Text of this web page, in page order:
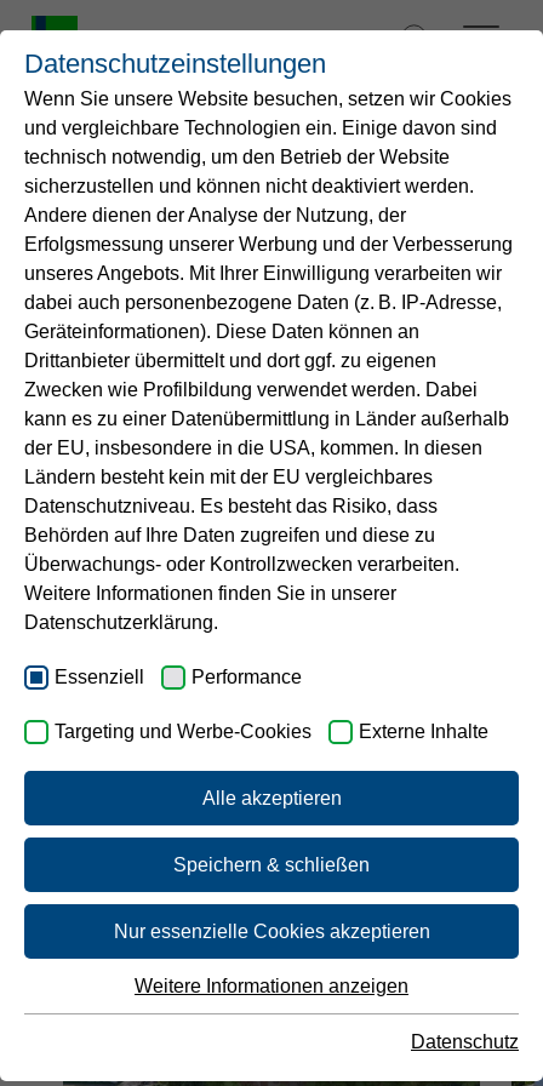
springen
Startseite
Wasser
Service
Energie
B2B-Lösungen
Unternehmen
Karriere
Aktuelles vom Team blau-grün
News
Hier finden Sie Neuigkeiten rund um unser Team
blau-grün und unsere Arbeit.
Datenschutzeinstellungen
Wenn Sie unsere Website besuchen, setzen wir Cookies
und vergleichbare Technologien ein. Einige davon sind
technisch notwendig, um den Betrieb der Website
sicherzustellen und können nicht deaktiviert werden.
Andere dienen der Analyse der Nutzung, der
Erfolgsmessung unserer Werbung und der Verbesserung
unseres Angebots. Mit Ihrer Einwilligung verarbeiten wir
dabei auch personenbezogene Daten (z. B. IP-Adresse,
Geräteinformationen). Diese Daten können an
Drittanbieter übermittelt und dort ggf. zu eigenen
Zwecken wie Profilbildung verwendet werden. Dabei
kann es zu einer Datenübermittlung in Länder außerhalb
der EU, insbesondere in die USA, kommen. In diesen
Ländern besteht kein mit der EU vergleichbares
Datenschutzniveau. Es besteht das Risiko, dass
Behörden auf Ihre Daten zugreifen und diese zu
Überwachungs- oder Kontrollzwecken verarbeiten.
Weitere Informationen finden Sie in unserer
Datenschutzerklärung.
Essenziell Performance
Targeting und Werbe-Cookies Externe Inhalte
Alle akzeptieren
Speichern & schließen
Nur essenzielle Cookies akzeptieren
der Webseite benötigt. Dadurch ist gewährleistet, dass die
Webseite einwandfrei funktioniert.
Weitere Informationen anzeigen
Datenschutz